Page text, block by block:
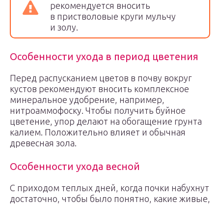
рекомендуется вносить
в пристволовые круги мульчу
и золу.
Особенности ухода в период цветения
Перед распусканием цветов в почву вокруг
кустов рекомендуют вносить комплексное
минеральное удобрение, например,
нитроаммофоску. Чтобы получить буйное
цветение, упор делают на обогащение грунта
калием. Положительно влияет и обычная
древесная зола.
Особенности ухода весной
С приходом теплых дней, когда почки набухнут
достаточно, чтобы было понятно, какие живые,